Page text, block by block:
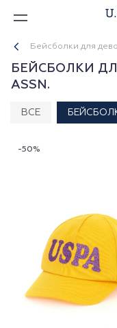
Бейсболки для
БЕЙСБОЛКИ
ASSN.
ВСЕ
-50%